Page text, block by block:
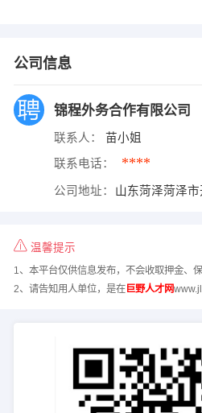
公司信息
锦程外务合作有限公司
联系人： 苗小姐
联系电话： ****
公司地址： 山东菏泽菏泽
温馨提示
1、本平台仅供信息发布，不会收取押金、
2、请告知用人单位，是在巨野人才网